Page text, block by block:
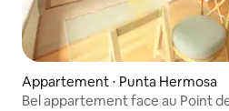
Appartement ⋅ Punta Hermosa
Bel appartement face au Point